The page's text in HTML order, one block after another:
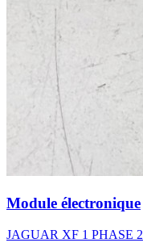
Module électronique
JAGUAR XF 1 PHASE 2